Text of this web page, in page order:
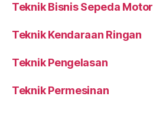
Teknik Bisnis Sepeda Motor
Teknik Kendaraan Ringan
Teknik Pengelasan
Teknik Permesinan